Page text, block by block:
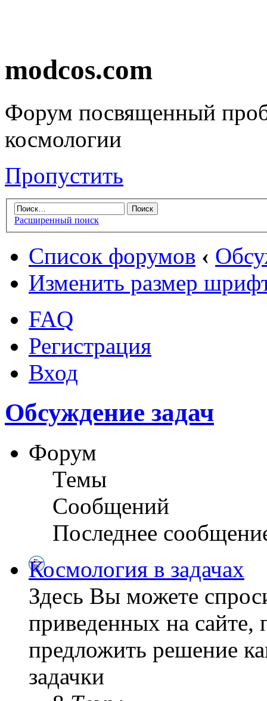
modcos.com
Форум посвященный
космологии
Пропустить
Расширенный поиск
Список форумов ‹
Изменить размер
FAQ
Регистрация
Вход
Обсуждение задач
Форум
Темы
Сообщений
Последнее
Космология в задачах
Здесь Вы можете
приведенных на сайте,
предложить решение
задачки